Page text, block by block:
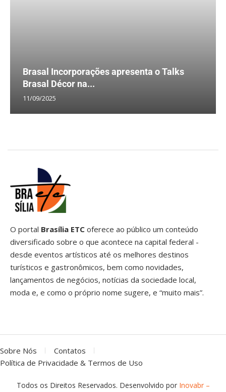
Brasal Incorporações apresenta o Talks
Brasal Décor na...
11/09/2025
O portal Brasília ETC oferece ao público um conteúdo
diversificado sobre o que acontece na capital federal -
desde eventos artísticos até os melhores destinos
turísticos e gastronômicos, bem como novidades,
lançamentos de negócios, notícias da sociedade local,
moda e, e como o próprio nome sugere, e “muito mais”.
Sobre Nós
Contatos
Política de Privacidade & Termos de Uso
Todos os Direitos Reservados. Desenvolvido por Inovabr –